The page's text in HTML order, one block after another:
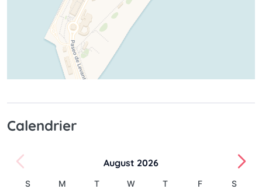
Calendrier
August 2026
S M T W T F
S